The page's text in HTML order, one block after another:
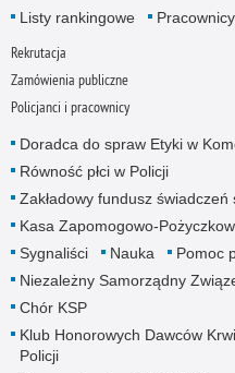
Listy rankingowe
Rekrutacja
Zamówienia publiczne
Policjanci i pracownicy
Doradca do spraw Etyki w
Równość płci w Policji
Zakładowy fundusz świadczeń
Kasa Zapomogowo-
Sygnaliści
Nauka
Pomoc
Niezależny Samorządny
Chór KSP
Klub Honorowych Dawców
Policji